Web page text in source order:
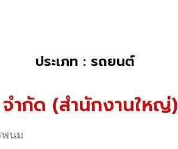
ประเภท : รถยนต์
ำกัด (สำนักงานใหญ่)
พนม